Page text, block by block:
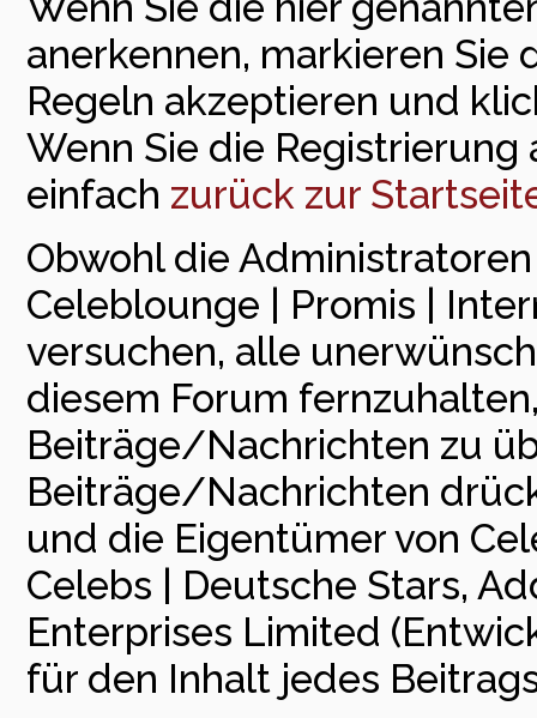
anerkennen, markieren Sie
Regeln akzeptieren und
Wenn Sie die
einfach zurück zur
Obwohl die
Celeblounge | Promis |
versuchen, alle
diesem Forum
Beiträge/Nachrichten zu
Beiträge/Nachrichten
und die Eigentümer von
Celebs | Deutsche Stars,
Enterprises Limited
für den Inhalt jedes